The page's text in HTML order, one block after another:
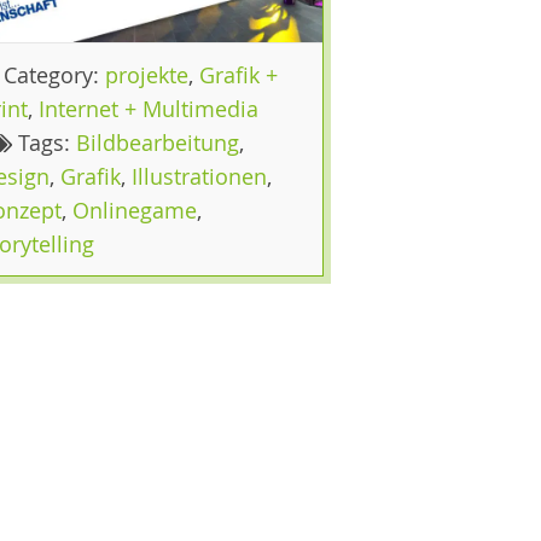
projekte, Grafik +
, Internet + Multimedia
Tags: Bildbearbeitung,
, Grafik, Illustrationen,
, Onlinegame,